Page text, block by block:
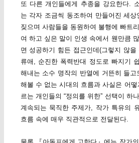
또 다른 개인들에게 추종을 강요한다.
는 각자 조금씩 동조하여 만들어진 세
짖으며 사람들을 동원하여 불행에 빠트
여 하고 싶은 말이 인생 속에서 웬만큼
면 성공하기 힘든 접근인데(그렇지 않
류애, 순진한 폭력반대 정도로 빠지기
해내는 소수 명작의 반열에 거뜬히 들고
해볼 수 없는 시대의 흐름과 사실은 어
르는 개인들의 “정의를 위한” 선택이 하
계속되는 묵직한 주제가, 작가 특유의
흐름 속에 매우 직관적으로 전달된다.